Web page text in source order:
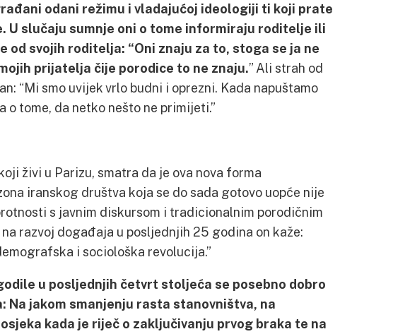
odani režimu i vladajućoj ideologiji ti koji prate
U slučaju sumnje oni o tome informiraju roditelje ili
od svojih roditelja: “Oni znaju za to, stoga se ja ne
prijatelja čije porodice to ne znaju.” Ali strah od
“Mi smo uvijek vrlo budni i oprezni. Kada napuštamo
o tome, da netko nešto ne primijeti.”
živi u Parizu, smatra da je ova nova forma
iranskog društva koja se do sada gotovo uopće nije
s javnim diskursom i tradicionalnim porodičnim
razvoj događaja u posljednjih 25 godina on kaže:
i sociološka revolucija.”
u posljednjih četvrt stoljeća se posebno dobro
Na jakom smanjenju rasta stanovništva, na
kada je riječ o zaključivanju prvog braka te na